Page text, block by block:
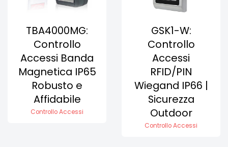
TBA4000MG:
Controllo
Accessi Banda
Magnetica IP65
Robusto e
Affidabile
Controllo Accessi
GSK1-W:
Controllo
Accessi
RFID/PIN
Wiegand IP66 |
Sicurezza
Outdoor
Controllo Accessi